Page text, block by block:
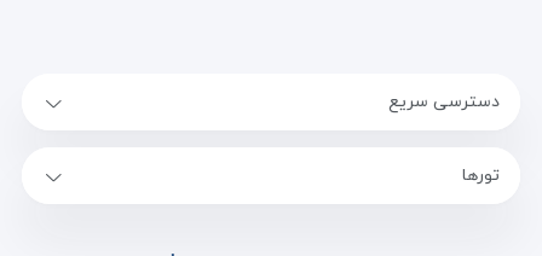
دسترسی سریع
تورها